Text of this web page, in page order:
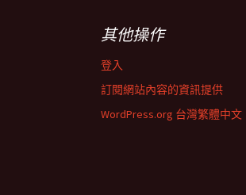
其他操作
登入
訂閱網站內容的資訊提供
WordPress.org 台灣繁體中文